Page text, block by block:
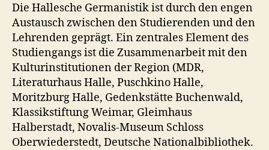
Die Hallesche Germanistik ist durch den engen
Austausch zwischen den Studierenden und den
Lehrenden geprägt. Ein zentrales Element des
Studiengangs ist die Zusammenarbeit mit den
Kulturinstitutionen der Region (MDR,
Literaturhaus Halle, Puschkino Halle,
Moritzburg Halle, Gedenkstätte Buchenwald,
Klassikstiftung Weimar, Gleimhaus
Halberstadt, Novalis-Museum Schloss
Oberwiederstedt, Deutsche Nationalbibliothek.